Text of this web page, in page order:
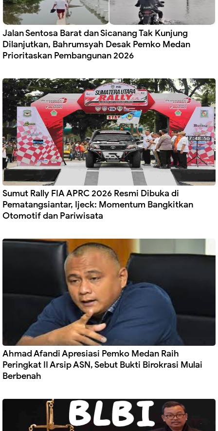
Jalan Sentosa Barat dan Sicanang Tak Kunjung
Dilanjutkan, Bahrumsyah Desak Pemko Medan
Prioritaskan Pembangunan 2026
Sumut Rally FIA APRC 2026 Resmi Dibuka di
Pematangsiantar, Ijeck: Momentum Bangkitkan
Otomotif dan Pariwisata
Ahmad Afandi Apresiasi Pemko Medan Raih
Peringkat II Arsip ASN, Sebut Bukti Birokrasi Mulai
Berbenah